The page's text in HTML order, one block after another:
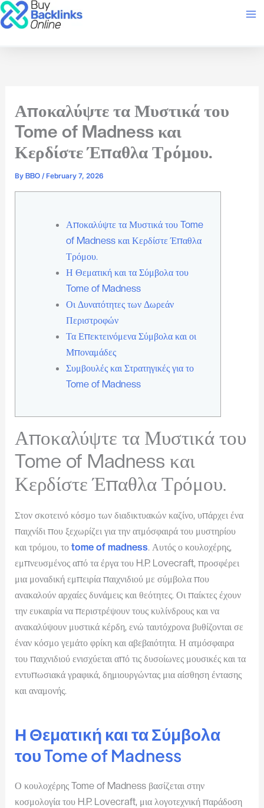
Skip
to
Αποκαλύψτε τα Μυστικά του
Tome of Madness και
Κερδίστε Έπαθλα Τρόμου.
By BBO/ February 7, 2026
Αποκαλύψτε τα Μυστικά του Tome
of Madness και Κερδίστε Έπαθλα
Τρόμου.
Η Θεματική και τα Σύμβολα του
Tome of Madness
Οι Δυνατότητες των Δωρεάν
Περιστροφών
Τα Επεκτεινόμενα Σύμβολα και οι
Μποναμάδες
Συμβουλές και Στρατηγικές για το
Tome of Madness
Αποκαλύψτε τα Μυστικά του
Tome of Madness και
Κερδίστε Έπαθλα Τρόμου.
Στον σκοτεινό κόσμο των διαδικτυακών καζίνο, υπάρχει ένα
παιχνίδι που ξεχωρίζει για την ατμόσφαιρά του μυστηρίου
και τρόμου, τοtome of madness. Αυτός ο κουλοχέρης,
εμπνευσμένος από τα έργα του H.P. Lovecraft, προσφέρει
μια μοναδική εμπειρία παιχνιδιού με σύμβολα που
ανακαλούν αρχαίες δυνάμεις και θεότητες. Οι παίκτες έχουν
την ευκαιρία να περιστρέψουν τους κυλίνδρους και να
ανακαλύψουν μυστικά κέρδη, ενώ ταυτόχρονα βυθίζονται σε
έναν κόσμο γεμάτο φρίκη και αβεβαιότητα. Η ατμόσφαιρα
του παιχνιδιού ενισχύεται από τις δυσοίωνες μουσικές και τα
εντυπωσιακά γραφικά, δημιουργώντας μια αίσθηση έντασης
και αναμονής.
Η Θεματική και τα Σύμβολα
του Tome of Madness
Ο κουλοχέρης Tome of Madness βασίζεται στην
κοσμολογία του H.P. Lovecraft, μια λογοτεχνική παράδοση